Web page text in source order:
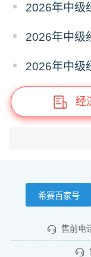
经
希赛百家号
售前电